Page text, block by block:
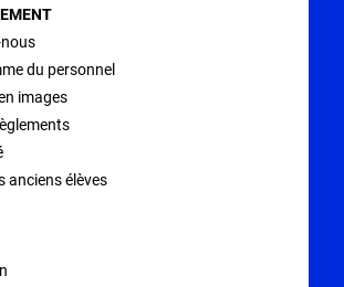
5
du personnel
images
anciens élèves